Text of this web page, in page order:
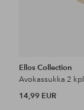
Ellos Collection
Avokassukka 2 kpl
14,99 EUR